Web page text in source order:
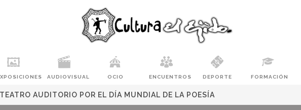
AUDIOVISUAL OCIO ENCUENTROS DEPORTE FORMACIÓN
AUDITORIO POR EL DÍA MUNDIAL DE LA POESÍA